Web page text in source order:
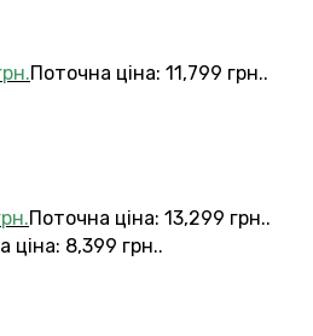
Поточна ціна: 11,799 грн..
Поточна ціна: 13,299 грн..
ціна: 8,399 грн..